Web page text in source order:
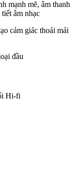
mạnh mẽ, âm thanh
âm nhạc
cảm giác thoải mái
đầu
Hi-fi